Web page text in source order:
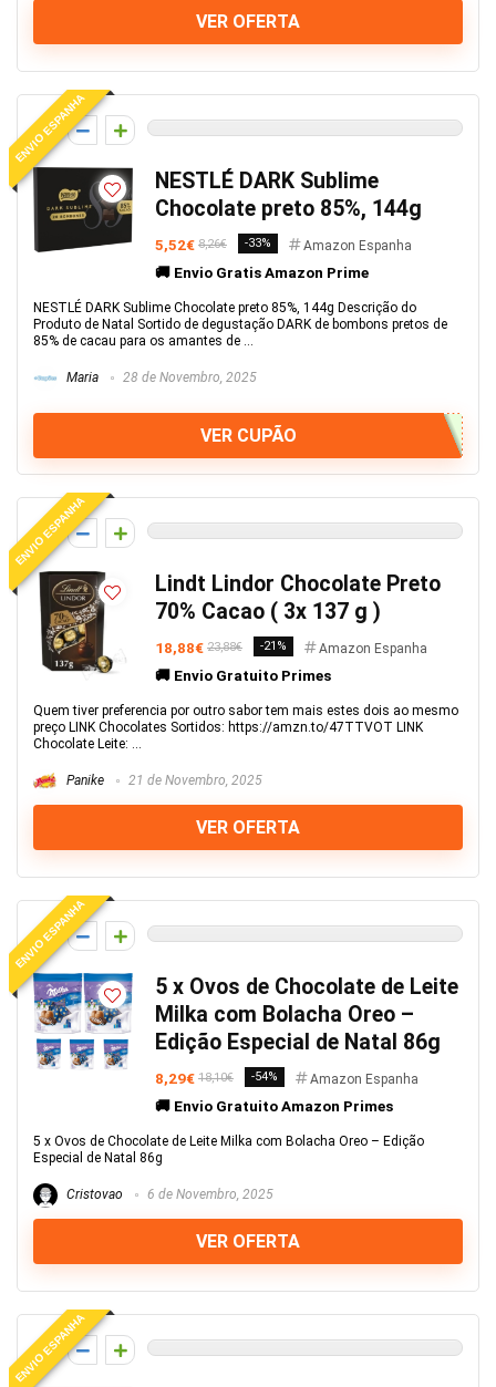
VER OFERTA
ENVIO ESPANHA
0
NESTLÉ DARK Sublime
Chocolate preto 85%, 144g
5,52€ 8,26€ -33% Amazon Espanha
🚚 Envio Gratis Amazon Prime
NESTLÉ DARK Sublime Chocolate preto 85%, 144g Descrição do
Produto de Natal Sortido de degustação DARK de bombons pretos de
85% de cacau para os amantes de ...
Maria 28 de Novembro, 2025
VER CUPÃO
ENVIO ESPANHA
0
Lindt Lindor Chocolate Preto
70% Cacao ( 3x 137 g )
18,88€ 23,88€ -21% Amazon Espanha
🚚 Envio Gratuito Primes
Quem tiver preferencia por outro sabor tem mais estes dois ao mesmo
preço LINK Chocolates Sortidos: https://amzn.to/47TTVOT LINK
Chocolate Leite: ...
Panike 21 de Novembro, 2025
VER OFERTA
ENVIO ESPANHA
0
5 x Ovos de Chocolate de Leite
Milka com Bolacha Oreo –
Edição Especial de Natal 86g
8,29€ 18,10€ -54% Amazon Espanha
🚚 Envio Gratuito Amazon Primes
5 x Ovos de Chocolate de Leite Milka com Bolacha Oreo – Edição
Especial de Natal 86g
Cristovao 6 de Novembro, 2025
VER OFERTA
ENVIO ESPANHA
0